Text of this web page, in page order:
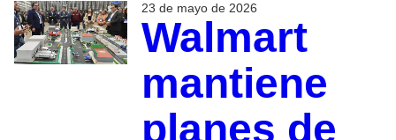
23 de mayo de 2026
Walmart
mantiene
planes de